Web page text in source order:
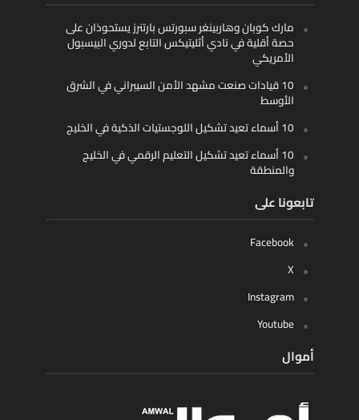
مارك كوبان وهاربينغر سبورتس بارتنرز يستحوذان على
حصة أقلية في نادي أثليتيكس التابع لدوري البيسبول
الأمريكي
10 قيادات صنعت مشهد الأمن السيبراني في الشرق
الأوسط
10 أسماء تعيد تشكيل اللوجستيات الذكية في الخليج
10 أسماء تعيد تشكيل التعليم الرقمي في الخليج
والمنطقة
تابعونا على
Facebook
X
Instagram
Youtube
أموال